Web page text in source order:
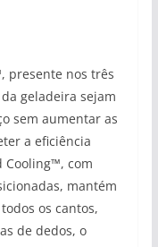
presente nos três
geladeira sejam
sem aumentar as
a eficiência
Cooling™, com
mantém
os cantos,
de dedos, o